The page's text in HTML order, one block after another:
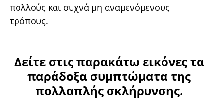
πολλούς και συχνά μη αναμενόμενους
τρόπους.
Δείτε στις παρακάτω εικόνες τα
παράδοξα συμπτώματα της
πολλαπλής σκλήρυνσης.